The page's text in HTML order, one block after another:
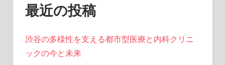
最近の投稿
渋谷の多様性を支える都市型医療と内科クリニ
ックの今と未来